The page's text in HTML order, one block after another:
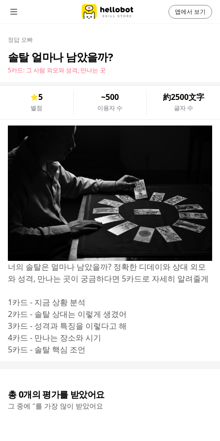
정답 오빠
솔탈 얼마나 남았을까?
5카드: 그 사람 외모와 성격, 만나는 곳
5
별점
~500
이용자 수
約2500文字
글자 수
너의 솔탈은 얼마나 남았을까? 정확한 디데이와 상대 외모
와 성격, 만나는 곳이 궁금하다면 5카드로 자세히 알려줄게
1카드 - 지금 상황 분석
2카드 - 솔탈 상대는 이렇게 생겼어
3카드 - 성격과 특징을 이렇다고 해
4카드 - 만나는 장소와 시기
5카드 - 솔탈 핵심 조언
총0개의 평가를 받았어요
그 중에 ''를 가장 많이 받았어요
앱에서 보기